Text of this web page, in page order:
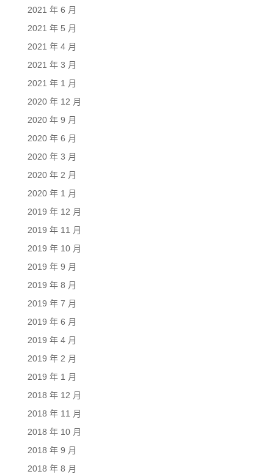
2021 年 6 月
2021 年 5 月
2021 年 4 月
2021 年 3 月
2021 年 1 月
2020 年 12 月
2020 年 9 月
2020 年 6 月
2020 年 3 月
2020 年 2 月
2020 年 1 月
2019 年 12 月
2019 年 11 月
2019 年 10 月
2019 年 9 月
2019 年 8 月
2019 年 7 月
2019 年 6 月
2019 年 4 月
2019 年 2 月
2019 年 1 月
2018 年 12 月
2018 年 11 月
2018 年 10 月
2018 年 9 月
2018 年 8 月